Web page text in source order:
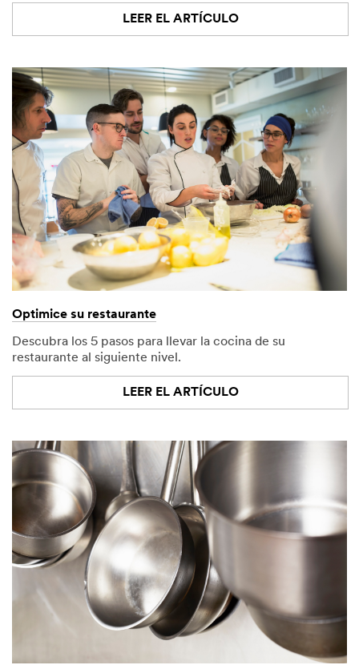
LEER EL ARTÍCULO
Optimice su restaurante
Descubra los 5 pasos para llevar la cocina de su
restaurante al siguiente nivel.
LEER EL ARTÍCULO